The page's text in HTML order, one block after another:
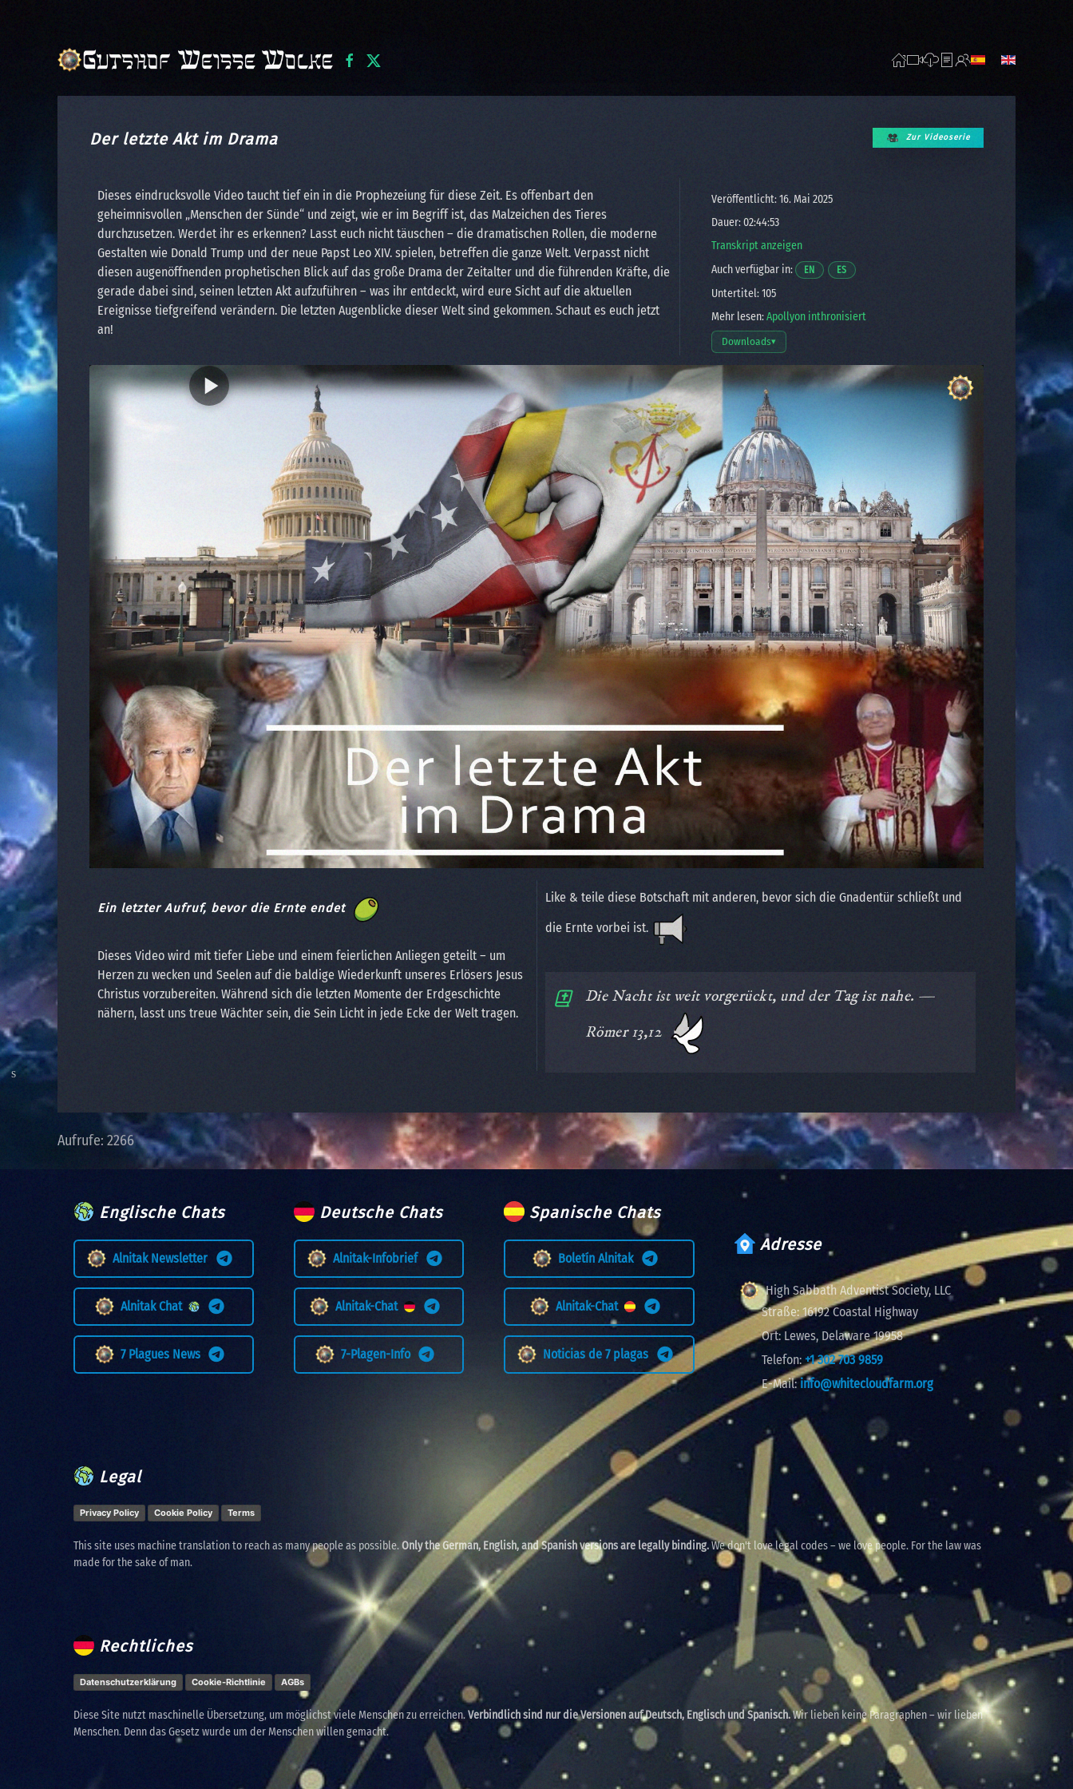
Der letzte Akt im Drama Zur Videoserie
Dieses eindrucksvolle Video taucht tief ein in die Prophezeiung für diese Zeit. Es offenbart den
geheimnisvollen „Menschen der Sünde“ und zeigt, wie er im Begriff ist, das Malzeichen des Tieres
durchzusetzen. Werdet ihr es erkennen? Lasst euch nicht täuschen – die dramatischen Rollen, die moderne
Gestalten wie Donald Trump und der neue Papst Leo XIV. spielen, betreffen die ganze Welt. Verpasst nicht
diesen augenöffnenden prophetischen Blick auf das große Drama der Zeitalter und die führenden Kräfte, die
gerade dabei sind, seinen letzten Akt aufzuführen – was ihr entdeckt, wird eure Sicht auf die aktuellen
Ereignisse tiefgreifend verändern. Die letzten Augenblicke dieser Welt sind gekommen. Schaut es euch jetzt
an!
Veröffentlicht: 16. Mai 2025
Dauer: 02:44:53
Transkript anzeigen
Auch verfügbar in:
ENÖffnet ein Video in einem neuen Fenster.
ESÖffnet ein Video in einem neuen Fenster.
Untertitel: 105
Mehr lesen:Apollyon inthronisiert
Downloads▾
Download-Optionen öffnen
Ein letzter Aufruf, bevor die Ernte endet
Dieses Video wird mit tiefer Liebe und einem feierlichen Anliegen geteilt – um
Herzen zu wecken und Seelen auf die baldige Wiederkunft unseres Erlösers Jesus
Christus vorzubereiten. Während sich die letzten Momente der Erdgeschichte
nähern, lasst uns treue Wächter sein, die Sein Licht in jede Ecke der Welt tragen.
Like & teile diese Botschaft mit anderen, bevor sich die Gnadentür schließt und
die Ernte vorbei ist.
Die Nacht ist weit vorgerückt, und der Tag ist nahe. —
Römer 13,12
Aufrufe: 2266
Englische Chats
Alnitak Newsletter
Alnitak Chat
7 Plagues News
Deutsche Chats
Alnitak-Infobrief
Alnitak-Chat
7-Plagen-Info
Spanische Chats
Boletín Alnitak
Alnitak-Chat
Noticias de 7 plagas
Adresse
High Sabbath Adventist Society, LLC
Straße:16192 Coastal Highway
Ort: Lewes, Delaware 19958
Telefon:+1 302 703 9859
E-Mail: info@whitecloudfarm.org
Legal
Privacy Policy Cookie Policy Terms
This site uses machine translation to reach as many people as possible.Only the German, English, and Spanish versions are legally binding.We don't love legal codes – we love people. For the law was
made for the sake of man.
Rechtliches
Datenschutzerklärung Cookie-Richtlinie AGBs
Diese Site nutzt maschinelle Übersetzung, um möglichst viele Menschen zu erreichen.Verbindlich sind nur die Versionen auf Deutsch, Englisch und Spanisch.Wir lieben keine Paragraphen – wir lieben
Menschen. Denn das Gesetz wurde um der Menschen willen gemacht.